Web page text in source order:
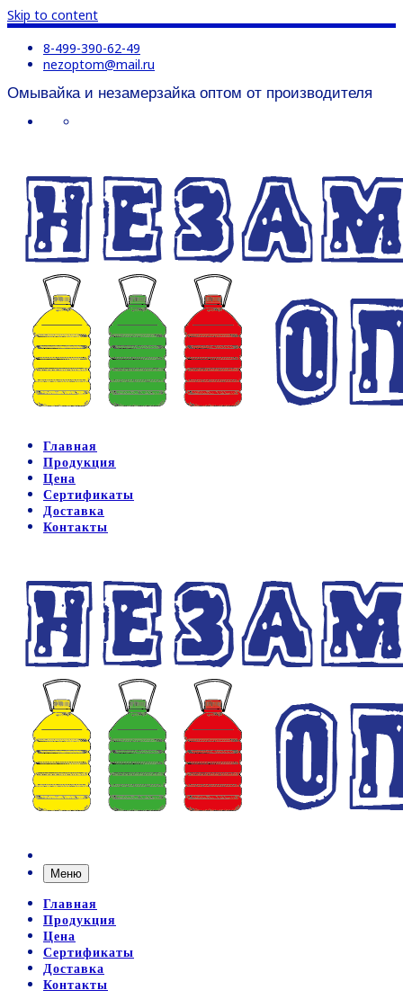
Skip to content
8-499-390-62-49
nezoptom@mail.ru
Омывайка и незамерзайка оптом от производителя
Главная
Продукция
Цена
Сертификаты
Доставка
Контакты
Меню
Главная
Продукция
Цена
Сертификаты
Доставка
Контакты